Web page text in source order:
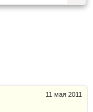
11 мая 2011